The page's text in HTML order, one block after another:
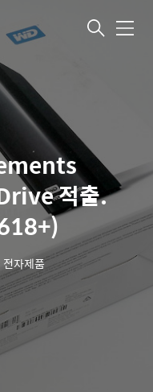
메
적출.
전자제품